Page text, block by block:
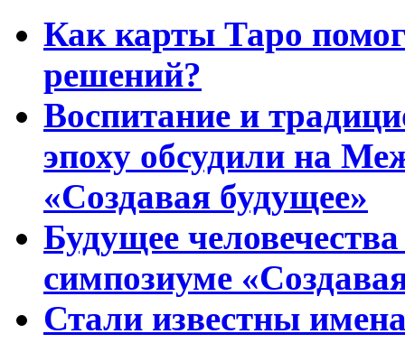
Как карты Таро
решений?
Воспитание и
эпоху обсудили на
«Создавая будущее»
Будущее
симпозиуме
Стали известны